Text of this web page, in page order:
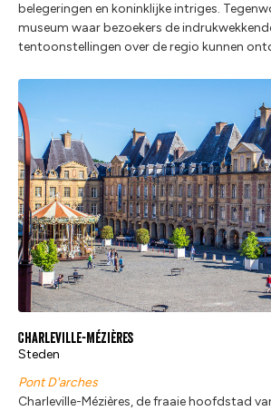
belegeringen en koninklijke intriges.
museum waar bezoekers de
tentoonstellingen over de regio kunnen
Charleville-Mézières
Steden
Pont D'arches
Charleville-Mézières, de fraaie hoofdstad